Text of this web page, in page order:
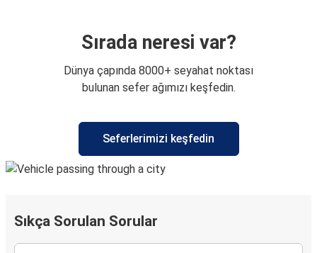
Sırada neresi var?
Dünya çapında 8000+ seyahat noktası
bulunan sefer ağımızı keşfedin.
Seferlerimizi keşfedin
Sıkça Sorulan Sorular